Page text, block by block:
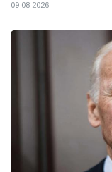
09 08 2026